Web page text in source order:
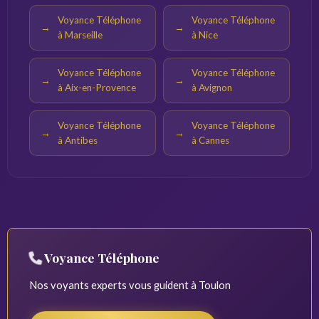
Voyance Téléphone
à Marseille
Voyance Téléphone
à Nice
Voyance Téléphone
à Aix-en-Provence
Voyance Téléphone
à Avignon
Voyance Téléphone
à Antibes
Voyance Téléphone
à Cannes
Voyance Téléphone
Nos voyants experts vous guident à Toulon